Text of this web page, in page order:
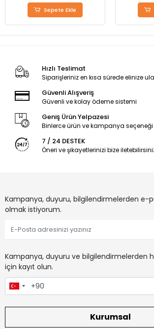
Sepete Ekle
Hızlı Teslimat
Siparişleriniz en kısa sürede elinize
Güvenli Alışveriş
Güvenli ve kolay ödeme sistemi
Geniş Ürün Yelpazesi
Binlerce ürün ve kampanya seçeneği
7 / 24 DESTEK
Öneri ve şikayetlerinizi bize
Kampanya, duyuru, bilgilendirmelerden e-
olmak istiyorum.
Kampanya, duyuru ve bilgilendirmelerden
için kayıt olun.
Kurumsal